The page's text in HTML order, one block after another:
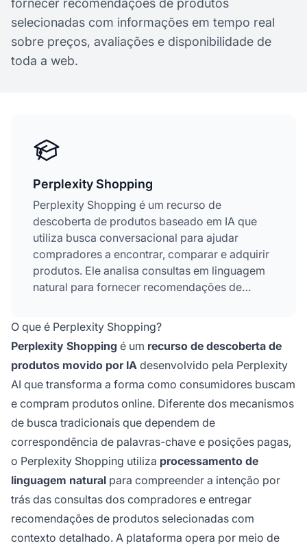
fornecer recomendações de produtos
selecionadas com informações em tempo real
sobre preços, avaliações e disponibilidade de
toda a web.
Perplexity Shopping
Perplexity Shopping é um recurso de
descoberta de produtos baseado em IA que
utiliza busca conversacional para ajudar
compradores a encontrar, comparar e adquirir
produtos. Ele analisa consultas em linguagem
natural para fornecer recomendações de
tempo real
sobre preços, avaliações e
disponibilidade de toda a web.
O que é Perplexity Shopping?
Perplexity Shopping é um recurso de descoberta de
produtos movido por IA desenvolvido pela Perplexity
AI que transforma a forma como consumidores buscam
e compram produtos online. Diferente dos mecanismos
de busca tradicionais que dependem de
correspondência de palavras-chave e posições pagas,
o Perplexity Shopping utiliza processamento de
linguagem natural para compreender a intenção por
trás das consultas dos compradores e entregar
recomendações de produtos selecionadas com
contexto detalhado. A plataforma opera por meio de